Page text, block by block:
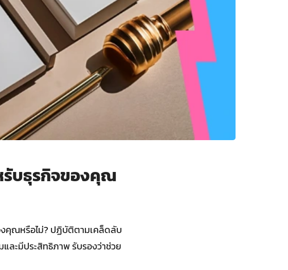
รับธุรกิจของคุณ
คุณหรือไม่? ปฏิบัติตามเคล็ดลับ
ะมีประสิทธิภาพ รับรองว่าช่วย